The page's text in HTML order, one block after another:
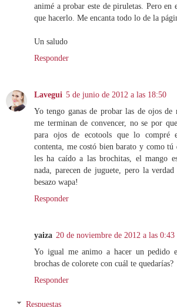
animé a probar este de piruletas. Pero
que hacerlo. Me encanta todo lo de la
Un saludo
Responder
Lavegui 5 de junio de 2012 a las 18:50
Yo tengo ganas de probar las de ojos de
me terminan de convencer, no se por
para ojos de ecotools que lo
contenta, me costó bien barato y como
les ha caído a las brochitas, el mango
nada, parecen de juguete, pero la
besazo wapa!
Responder
yaiza 20 de noviembre de 2012 a las 0:43
Yo igual me animo a hacer un pedido
brochas de colorete con cuál te quedarías?
Responder
Respuestas